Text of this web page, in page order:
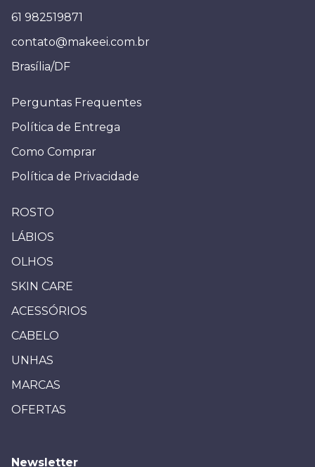
61 982519871
contato@makeei.com.br
Brasília/DF
Perguntas Frequentes
Política de Entrega
Como Comprar
Política de Privacidade
ROSTO
LÁBIOS
OLHOS
SKIN CARE
ACESSÓRIOS
CABELO
UNHAS
MARCAS
OFERTAS
Newsletter